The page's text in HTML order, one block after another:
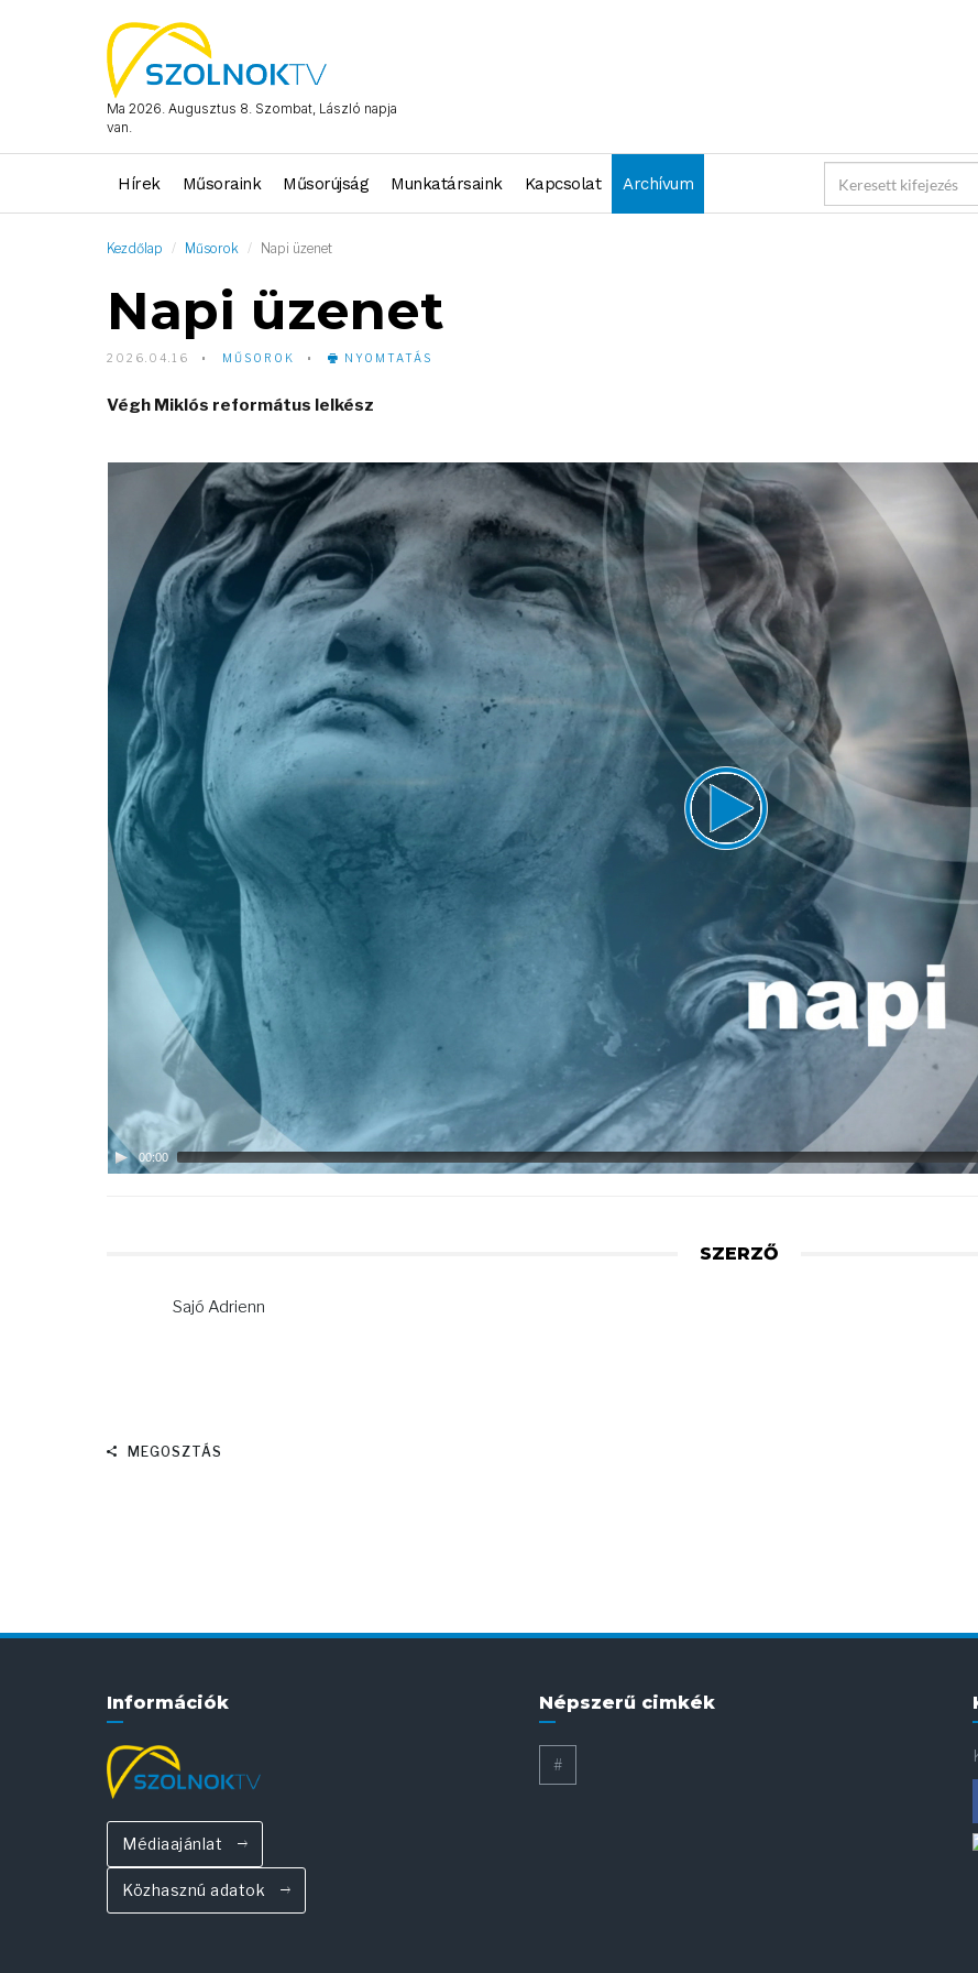
Ma 2026. Augusztus 8. Szombat, László napja
van.
Hírek Műsoraink Műsorújság Munkatársaink Kapcsolat Archívum
Kezdőlap Műsorok Napi üzenet
Napi üzenet
2026.04.16 MŰSOROK NYOMTATÁS
Végh Miklós református lelkész
Video
00:00
SZERZŐ
Sajó Adrienn
MEGOSZTÁS
Információk
Médiaajánlat
Közhasznú adatok
Népszerű cimkék
#